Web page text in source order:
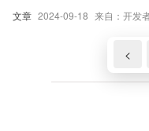
文章 2024-09-18 来自：开发
<